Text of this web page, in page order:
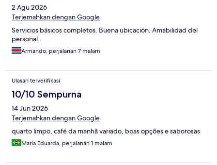
2 Agu 2026
Terjemahkan dengan Google
Servicios básicos completos. Buena ubicación. Amabilidad del
personal..
Armando, perjalanan 7 malam
Ulasan terverifikasi
10/10 Sempurna
14 Jun 2026
Terjemahkan dengan Google
quarto limpo, café da manhã variado, boas opções e saborosas
Maria Eduarda, perjalanan 1 malam